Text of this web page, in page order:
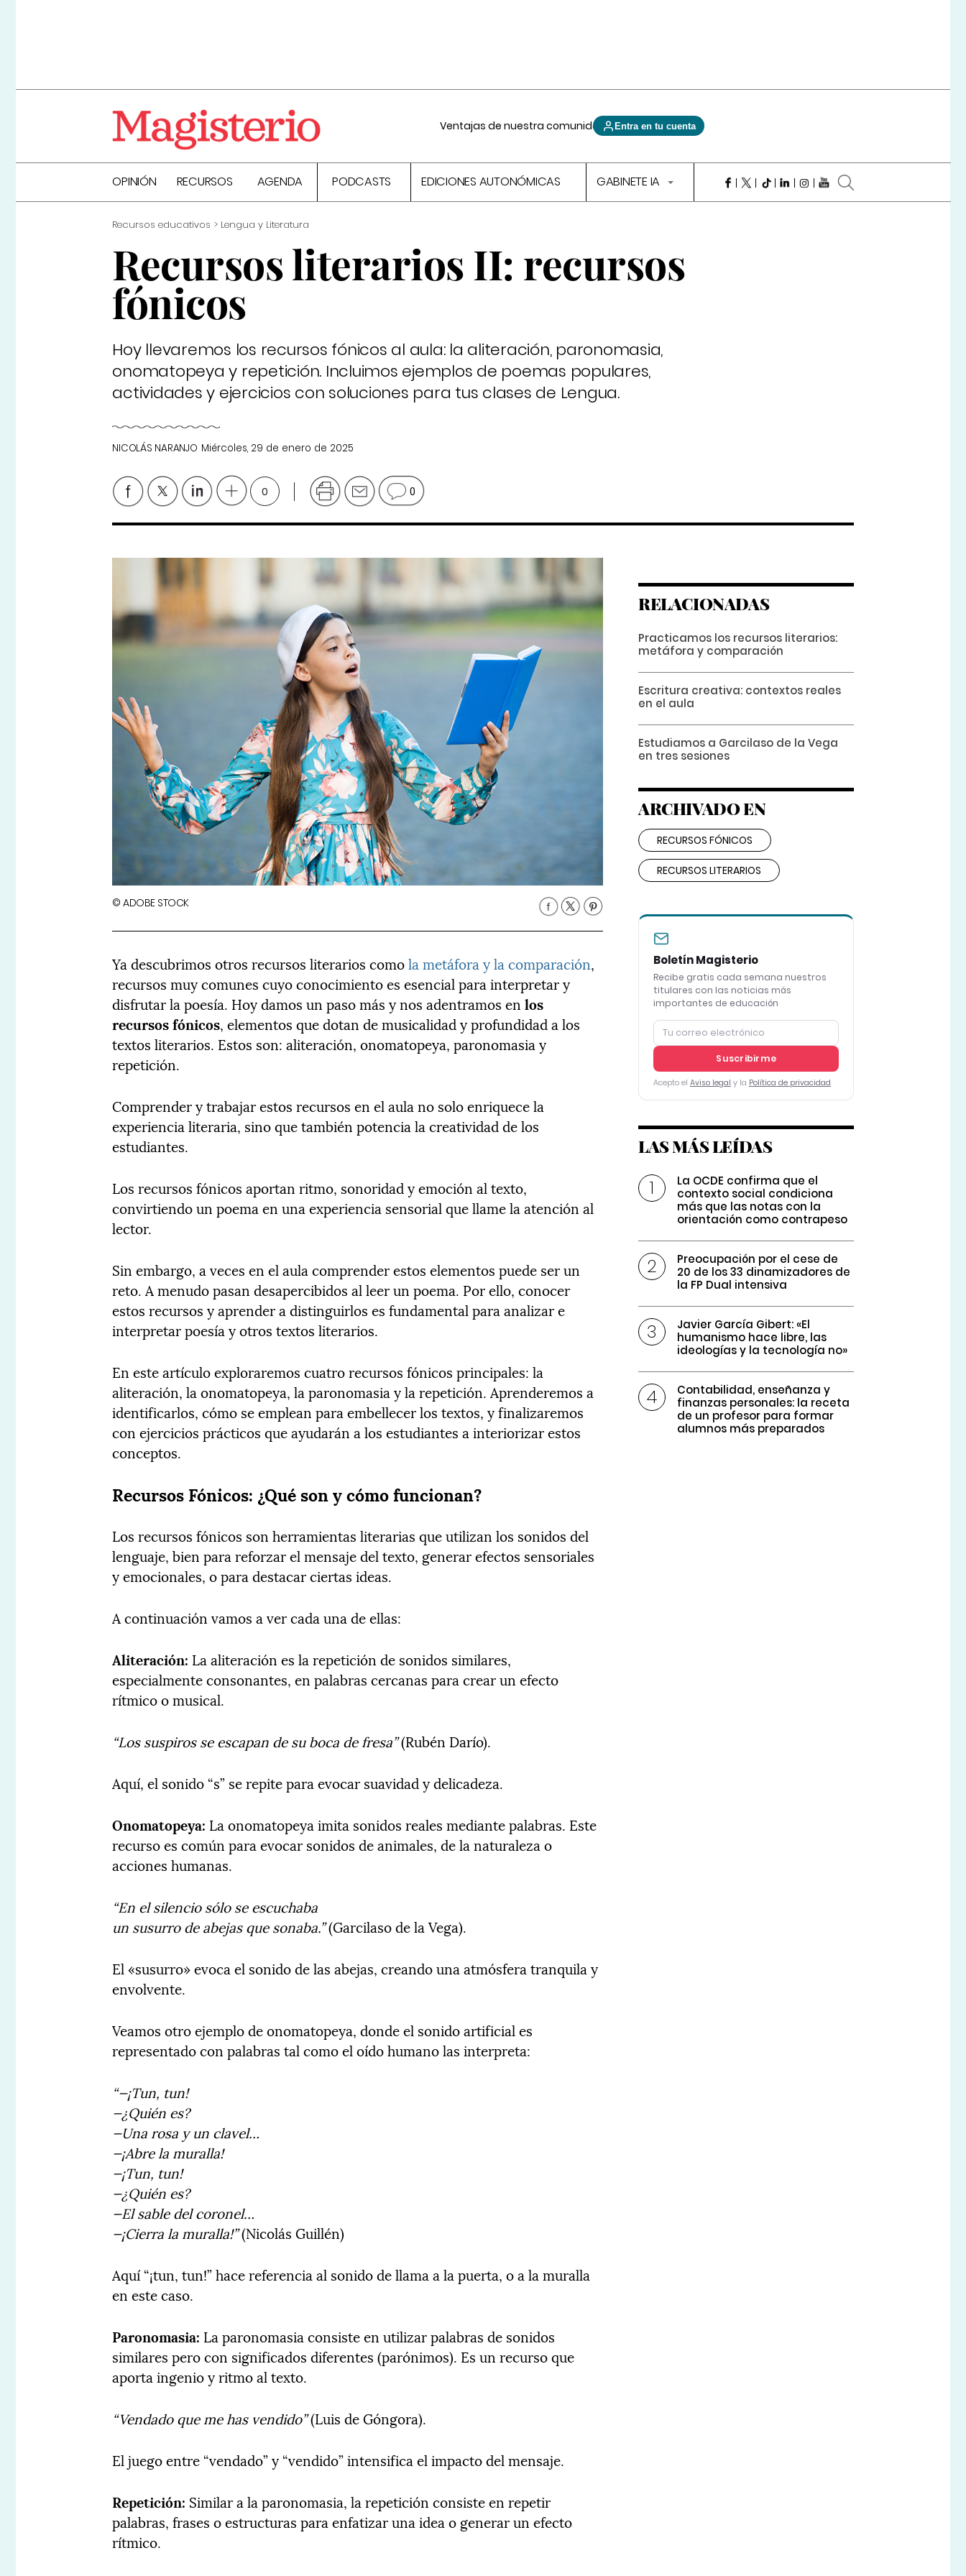
Ventajas de nuestra comunidad Entra en tu cuenta
OPINIÓN RECURSOS AGENDA PODCASTS EDICIONES AUTONÓMICAS GABINETE IA
Recursos educativos Lengua y Literatura
Recursos literarios II: recursos
fónicos
Hoy llevaremos los recursos fónicos al aula: la aliteración, paronomasia,
onomatopeya y repetición. Incluimos ejemplos de poemas populares,
actividades y ejercicios con soluciones para tus clases de Lengua.
NICOLÁS NARANJO Miércoles, 29 de enero de 2025
0 0
© ADOBE STOCK
Ya descubrimos otros recursos literarios comola metáfora y la comparación,
recursos muy comunes cuyo conocimiento es esencial para interpretar y
disfrutar la poesía. Hoy damos un paso más y nos adentramos enlos
recursos fónicos, elementos que dotan de musicalidad y profundidad a los
textos literarios. Estos son: aliteración, onomatopeya, paronomasia y
repetición.
Comprender y trabajar estos recursos en el aula no solo enriquece la
experiencia literaria, sino que también potencia la creatividad de los
estudiantes.
Los recursos fónicos aportan ritmo, sonoridad y emoción al texto,
convirtiendo un poema en una experiencia sensorial que llame la atención al
lector.
Sin embargo, a veces en el aula comprender estos elementos puede ser un
reto. A menudo pasan desapercibidos al leer un poema. Por ello, conocer
estos recursos y aprender a distinguirlos es fundamental para analizar e
interpretar poesía y otros textos literarios.
En este artículo exploraremos cuatro recursos fónicos principales: la
aliteración, la onomatopeya, la paronomasia y la repetición. Aprenderemos a
identificarlos, cómo se emplean para embellecer los textos, y finalizaremos
con ejercicios prácticos que ayudarán a los estudiantes a interiorizar estos
conceptos.
Recursos Fónicos: ¿Qué son y cómo funcionan?
Los recursos fónicos son herramientas literarias que utilizan los sonidos del
lenguaje, bien para reforzar el mensaje del texto, generar efectos sensoriales
y emocionales, o para destacar ciertas ideas.
A continuación vamos a ver cada una de ellas:
Aliteración: La aliteración es la repetición de sonidos similares,
especialmente consonantes, en palabras cercanas para crear un efecto
rítmico o musical.
“Los suspiros se escapan de su boca de fresa”(Rubén Darío).
Aquí, el sonido “s” se repite para evocar suavidad y delicadeza.
Onomatopeya: La onomatopeya imita sonidos reales mediante palabras. Este
recurso es común para evocar sonidos de animales, de la naturaleza o
acciones humanas.
“En el silencio sólo se escuchaba
un susurro de abejas que sonaba.”(Garcilaso de la Vega).
El «susurro» evoca el sonido de las abejas, creando una atmósfera tranquila y
envolvente.
Veamos otro ejemplo de onomatopeya, donde el sonido artificial es
representado con palabras tal como el oído humano las interpreta:
“—¡Tun, tun!
—¿Quién es?
—Una rosa y un clavel…
—¡Abre la muralla!
—¡Tun, tun!
—¿Quién es?
—El sable del coronel…
—¡Cierra la muralla!”(Nicolás Guillén)
Aquí “¡tun, tun!” hace referencia al sonido de llama a la puerta, o a la muralla
en este caso.
Paronomasia: La paronomasia consiste en utilizar palabras de sonidos
similares pero con significados diferentes (parónimos). Es un recurso que
aporta ingenio y ritmo al texto.
“Vendado que me has vendido”(Luis de Góngora).
El juego entre “vendado” y “vendido” intensifica el impacto del mensaje.
Repetición: Similar a la paronomasia, la repetición consiste en repetir
palabras, frases o estructuras para enfatizar una idea o generar un efecto
rítmico.
RELACIONADAS
Practicamos los recursos literarios:
metáfora y comparación
Escritura creativa: contextos reales
en el aula
Estudiamos a Garcilaso de la Vega
en tres sesiones
ARCHIVADO EN
RECURSOS FÓNICOS
RECURSOS LITERARIOS
Boletín Magisterio
Recibe gratis cada semana nuestros
titulares con las noticias más
importantes de educación
Suscribirme
Acepto el Aviso legal y la Política de privacidad
LAS MÁS LEÍDAS
La OCDE confirma que el
contexto social condiciona
más que las notas con la
orientación como contrapeso
Preocupación por el cese de
20 de los 33 dinamizadores de
la FP Dual intensiva
Javier García Gibert: «El
humanismo hace libre, las
ideologías y la tecnología no»
Contabilidad, enseñanza y
finanzas personales: la receta
de un profesor para formar
alumnos más preparados